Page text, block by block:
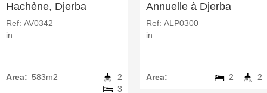
Hachène, Djerba
Ref: AV0342
in
Area: 583m2
2
3
Annuelle à Djerba
Ref: ALP0300
in
Area: 2
2